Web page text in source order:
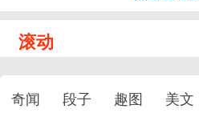
滚动
奇闻 段子 趣图 美文